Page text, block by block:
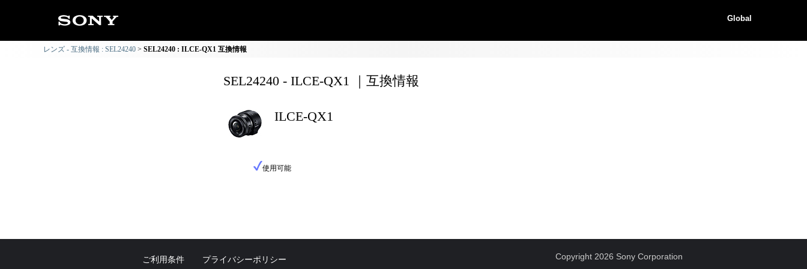
Global
レンズ - 互換情報 : SEL24240 SEL24240 : ILCE-QX1 互換情報
SEL24240 - ILCE-QX1 ｜互換情報
ILCE-QX1
使用可能
ご利用条件 プライバシーポリシー Copyright 2026 Sony Corporation